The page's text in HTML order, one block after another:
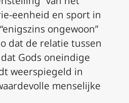
eenheid en sport in
ongewoon”
dat de relatie tussen
Gods oneindige
weerspiegeld in
menselijke